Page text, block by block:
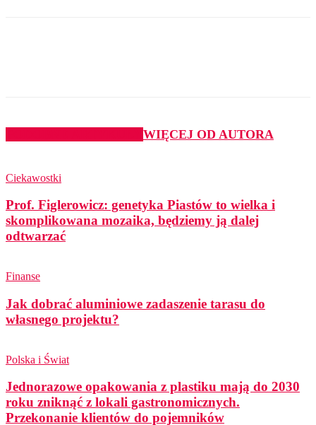
WIĘCEJ OD AUTORA
Ciekawostki
Prof. Figlerowicz: genetyka Piastów to wielka i
skomplikowana mozaika, będziemy ją dalej
odtwarzać
Finanse
Jak dobrać aluminiowe zadaszenie tarasu do
własnego projektu?
Polska i Świat
Jednorazowe opakowania z plastiku mają do 2030
roku zniknąć z lokali gastronomicznych.
Przekonanie klientów do pojemników